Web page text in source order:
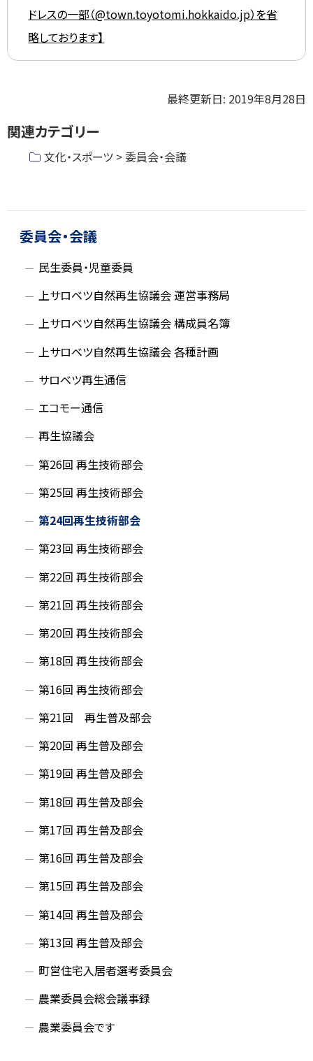
ドレスの一部（@town.toyotomi.hokkaido.jp）を省
略しております】
プ
最終更新日: 2019年8月28日
関連カテゴリー
文化・スポーツ > 委員会・会議
ッ
委員会・会議
民生委員・児童委員
上サロベツ自然再生協議会 運営事務局
上サロベツ自然再生協議会 構成員名簿
上サロベツ自然再生協議会 各種計画
サロベツ再生通信
エコモー通信
再生協議会
第26回 再生技術部会
第25回 再生技術部会
第24回再生技術部会
第23回 再生技術部会
第22回 再生技術部会
第21回 再生技術部会
第20回 再生技術部会
第18回 再生技術部会
第16回 再生技術部会
第21回 再生普及部会
第20回 再生普及部会
第19回 再生普及部会
第18回 再生普及部会
第17回 再生普及部会
第16回 再生普及部会
第15回 再生普及部会
第14回 再生普及部会
第13回 再生普及部会
町営住宅入居者選考委員会
農業委員会総会議事録
農業委員会です